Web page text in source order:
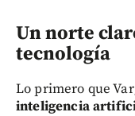
Un norte
tecnología
Lo primero que
inteligencia